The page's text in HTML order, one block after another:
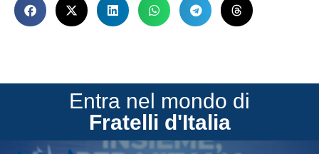
Entra nel mondo di
Fratelli d'Italia